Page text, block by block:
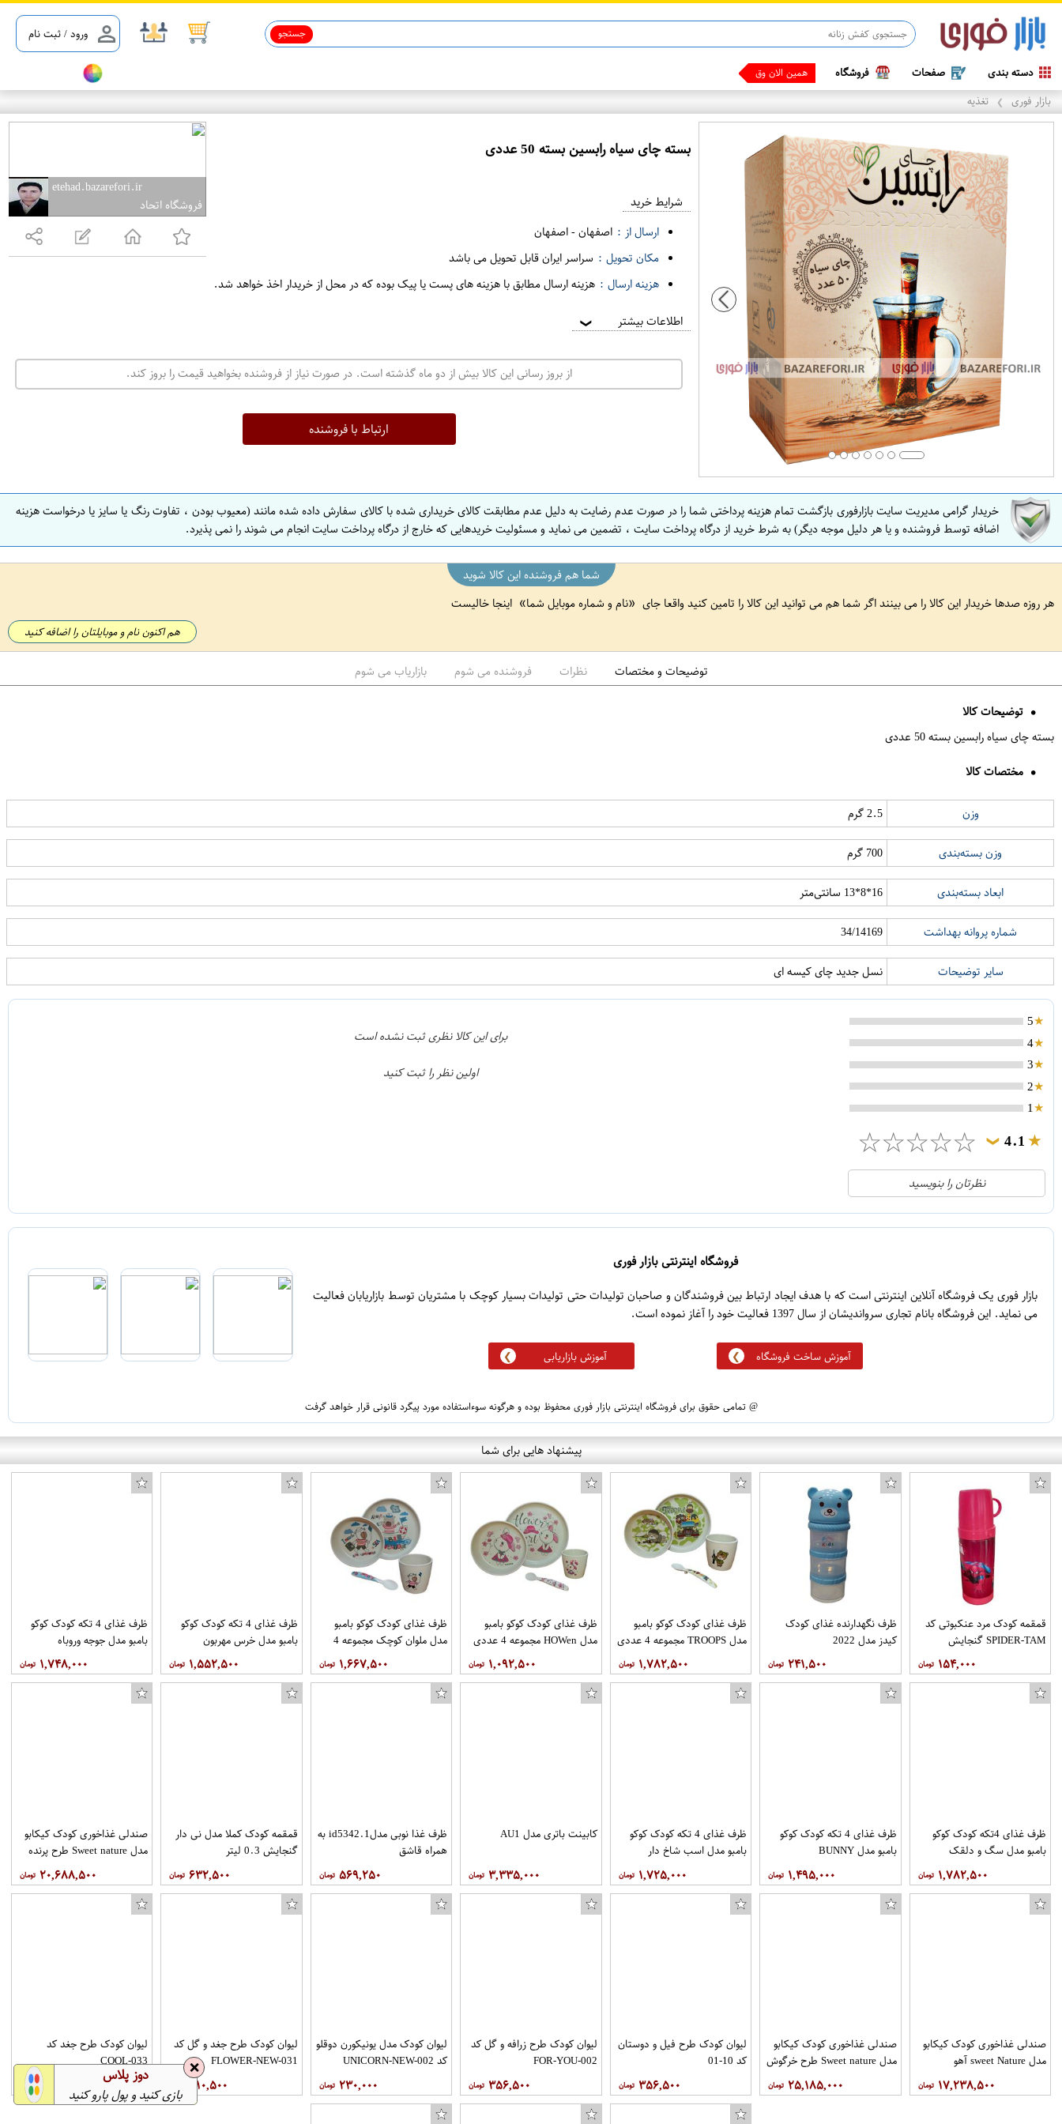
ورود / ثبت نام جستجو
دسته بندی صفحات فروشگاه همین الان وقتشه ، پی
بازار فوری ❯ تغذیه
etehad.bazarefori.ir
فروشگاه اتحاد
بسته چای سیاه رابسین بسته 50 عددی
ت
ه
ص
ف
ه
ا
ن
ا
ف
ه
شرایط خرید
ارسال از : اصفهان-اصفهان
مکان تحویل : سراسر ایران قابل تحویل می باشد
هزینه ارسال : هزینه ارسال مطابق با هزینه های پست یا پیک بوده که در محل از خریدار اخذ خواهد شد.
اطلاعات بیشتر ❯
از بروز رسانی این کالا بیش از دو ماه گذشته است. در صورت نیاز از فروشنده بخواهید قیمت را بروز کند.
ارتباط با فروشنده
خریدار گرامی مدیریت سایت بازارفوری بازگشت تمام هزینه پرداختی شما را در صورت عدم رضایت به دلیل عدم مطابقت کالای خریداری شده با کالای سفارش داده شده مانند (معیوب بودن ، تفاوت رنگ یا سایز یا درخواست هزینه
اضافه توسط فروشنده و یا هر دلیل موجه دیگر) به شرط خرید از درگاه پرداخت سایت ، تضمین می نماید و مسئولیت خریدهایی که خارج از درگاه پرداخت سایت انجام می شوند را نمی پذیرد.
شما هم فروشنده این کالا شوید
هر روزه صدها خریدار این کالا را می بینند اگر شما هم می توانید این کالا را تامین کنید واقعا جای
نام و شماره موبایل شما اینجا خالیست
هم اکنون نام و موبایلتان را اضافه کنید
توضیحات و مختصات نظرات فروشنده می شوم بازاریاب می شوم
توضیحات کالا
بسته چای سیاه رابسین بسته 50 عددی
مختصات کالا
وزن 2.5 گرم
وزن بسته‌بندی 700 گرم
ابعاد بسته‌بندی 16*8*13 سانتی‌متر
شماره پروانه بهداشت 34/14169
سایر توضیحات نسل جدید چای کیسه ای
5
4
3
2
1
4.1
❯
☆
☆
☆
☆
☆
21
3
1
1
5
نظرتان را بنویسید
برای این کالا نظری ثبت نشده است
اولین نظر را ثبت کنید
فروشگاه اینترنتی بازار فوری
بازار فوری یک فروشگاه آنلاین اینترنتی است که با هدف ایجاد ارتباط بین فروشندگان و صاحبان تولیدات حتی تولیدات بسیار کوچک با مشتریان توسط بازاریابان فعالیت
می نماید. این فروشگاه بانام تجاری سرواندیشان از سال 1397 فعالیت خود را آغاز نموده است.
آموزش ساخت فروشگاه آموزش بازاریابی
@ تمامی حقوق برای فروشگاه اینترنتی بازار فوری محفوظ بوده و هرگونه سوءاستفاده مورد پیگرد قانونی قرار خواهد گرفت
پیشنهاد هایی برای شما
قمقمه کودک مرد عنکبوتی کد
SPIDER-TAM گنجایش
۱۵۴,۰۰۰
ظرف نگهدارنده غذای کودک
کیدز مدل 2022
۲۴۱,۵۰۰
ظرف غذای کودک کوکو بامبو
مدل TROOPS مجموعه 4 عددی
۱,۷۸۲,۵۰۰
ظرف غذای کودک کوکو بامبو
مدل HOWen مجموعه 4 عددی
۱,۰۹۲,۵۰۰
ظرف غذای کودک کوکو بامبو
مدل ملوان کوچک مجموعه 4
۱,۶۶۷,۵۰۰
ظرف غذای 4 تکه کودک کوکو
بامبو مدل خرس مهربون
۱,۵۵۲,۵۰۰
ظرف غذای 4 تکه کودک کوکو
بامبو مدل جوجه وروباه
۱,۷۴۸,۰۰۰
ظرف غذای 4تکه کودک کوکو
بامبو مدل سگ و دلقک
۱,۷۸۲,۵۰۰
ظرف غذای 4 تکه کودک کوکو
بامبو مدل BUNNY
۱,۴۹۵,۰۰۰
ظرف غذای 4 تکه کودک کوکو
بامبو مدل اسب شاخ دار
۱,۷۲۵,۰۰۰
کابینت باتری مدل AU1
۳,۳۳۵,۰۰۰
ظرف غذا نوبی مدلid5342.1 به
همراه قاشق
۵۶۹,۲۵۰
قمقمه کودک کملا مدل نی دار
گنجایش 0.3 لیتر
۶۳۲,۵۰۰
صندلی غذاخوری کودک کیکابو
مدل Sweet nature طرح پرنده
۲۰,۶۸۸,۵۰۰
صندلی غذاخوری کودک کیکابو
مدل sweet Nature آهو
۱۷,۲۳۸,۵۰۰
صندلی غذاخوری کودک کیکابو
مدل Sweet nature طرح خرگوش
۲۵,۱۸۵,۰۰۰
لیوان کودک طرح فیل و دوستان
کد 10-01
۳۵۶,۵۰۰
لیوان کودک طرح زرافه و گل کد
FOR-YOU-002
۳۵۶,۵۰۰
لیوان کودک مدل یونیکورن دوقلو
کد UNICORN-NEW-002
۲۳۰,۰۰۰
لیوان کودک طرح جغد و گل کد
FLOWER-NEW-031
۳۱۰,۵۰۰
لیوان کودک طرح جغد کد
COOL-033
۳۵۶,۵۰۰
❌ دوز پلاس
بازی کنید و پول پارو کنید